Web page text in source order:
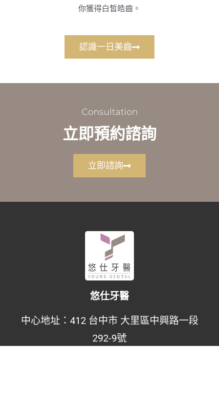
你獲得白皙皓齒。
認識一日美齒
Consultation
立即預約諮詢
立即諮詢
悠仕牙醫
中心地址： 412 台中市 大里區中興路一段
292-9號